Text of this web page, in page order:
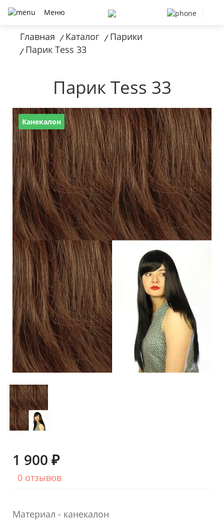
Меню
Главная / Каталог / Парики
/ Парик Tess 33
Парик Tess 33
Канекалон
1 900 ₽
0 отзывов
Материал - канекалон